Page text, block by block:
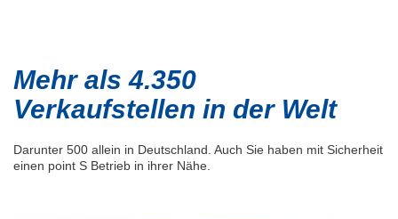
Mehr als 4.350
Verkaufstellen in der Welt
Darunter 500 allein in Deutschland. Auch Sie haben mit Sicherheit
einen point S Betrieb in ihrer Nähe.